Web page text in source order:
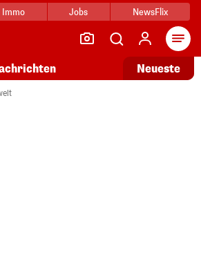
Immo Jobs NewsFlix
Neueste